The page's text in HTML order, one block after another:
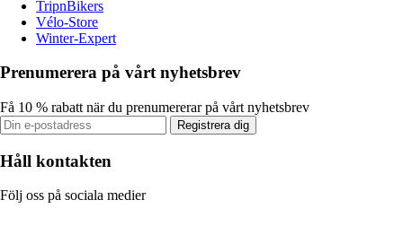
TripnBikers
Vélo-Store
Winter-Expert
Prenumerera på vårt nyhetsbrev
Få 10 % rabatt när du prenumererar på vårt nyhetsbrev
Registrera dig
Håll kontakten
Följ oss på sociala medier